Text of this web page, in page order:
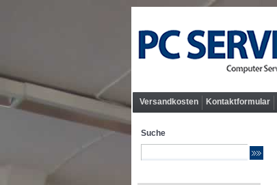
Versandkosten Kontaktformular
Suche